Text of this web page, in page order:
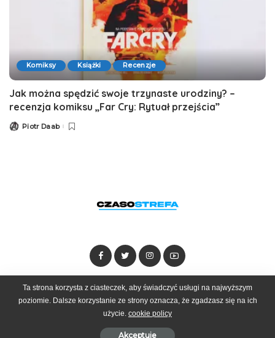
Komiksy Książki Recenzje
Jak można spędzić swoje trzynaste urodziny? –
recenzja komiksu „Far Cry: Rytuał przejścia”
PostedPiotr Daab
Dołącz do zespołu Kontakt Reklama
© 2025 Czasostrefa by Goobrand
Ta strona korzysta z ciasteczek, aby świadczyć usługi na najwyższym
poziomie. Dalsze korzystanie ze strony oznacza, że zgadzasz się na ich
użycie. cookie policy
Akceptuje